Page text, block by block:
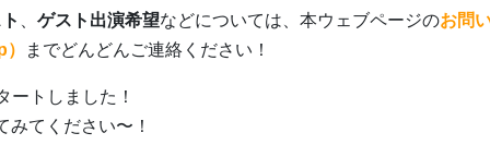
ゲスト出演希望などについては、本ウェブページのお問
までどんどんご連絡ください！
ートしました！
てください〜！